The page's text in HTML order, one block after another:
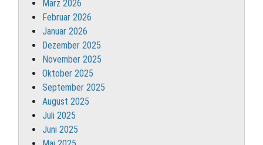
März 2026
Februar 2026
Januar 2026
Dezember 2025
November 2025
Oktober 2025
September 2025
August 2025
Juli 2025
Juni 2025